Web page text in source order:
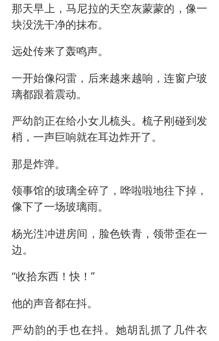
那天早上，马尼拉的天空灰蒙蒙的，像一
块没洗干净的抹布。
远处传来了轰鸣声。
一开始像闷雷，后来越来越响，连窗户玻
璃都跟着震动。
严幼韵正在给小女儿梳头。梳子刚碰到发
梢，一声巨响就在耳边炸开了。
那是炸弹。
领事馆的玻璃全碎了，哗啦啦地往下掉，
像下了一场玻璃雨。
杨光泩冲进房间，脸色铁青，领带歪在一
边。
“收拾东西！快！”
他的声音都在抖。
严幼韵的手也在抖。她胡乱抓了几件衣